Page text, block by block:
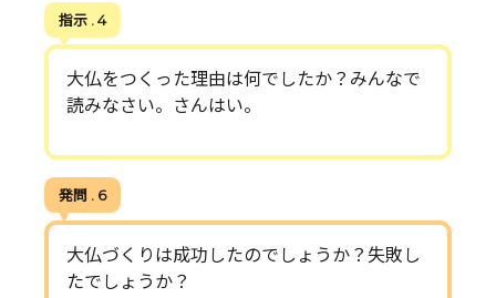
指示 . 4
大仏をつくった理由は何でしたか？みんなで
読みなさい。さんはい。
発問 . 6
大仏づくりは成功したのでしょうか？失敗し
たでしょうか？